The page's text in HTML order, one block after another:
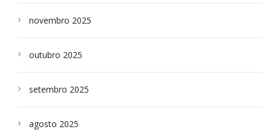
novembro 2025
outubro 2025
setembro 2025
agosto 2025